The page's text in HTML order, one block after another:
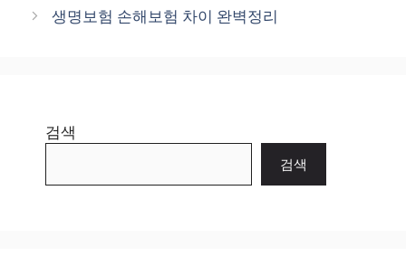
생명보험 손해보험 차이 완벽정리
검색
검색